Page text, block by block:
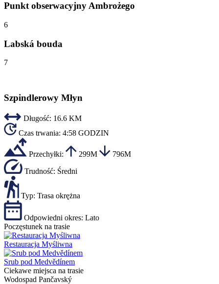
Punkt obserwacyjny Ambrożego
6
Labská bouda
7
Szpindlerowy Młyn
Długość: 16.6 KM
Czas trwania: 4:58 GODZIN
Przechyłki: 299M 796M
Trudność: Średni
Typ: Trasa okrężna
Odpowiedni okres: Lato
Poczęstunek na trasie
Restauracja Myśliwna
Srub pod Medvědínem
Ciekawe miejsca na trasie
Wodospad Pančavský